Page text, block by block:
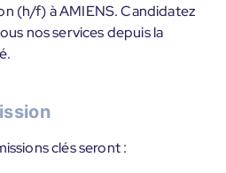
(h/f) à AMIENS. Candidatez
nos services depuis la
clés seront :